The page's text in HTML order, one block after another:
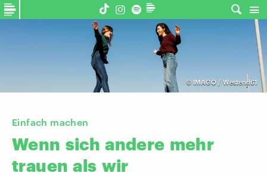
© IMAGO / Westend61
Einfach machen
Wenn sich andere mehr
trauen als wir